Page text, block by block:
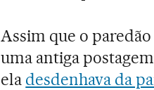
Assim que o
uma antiga
ela desdenhava da